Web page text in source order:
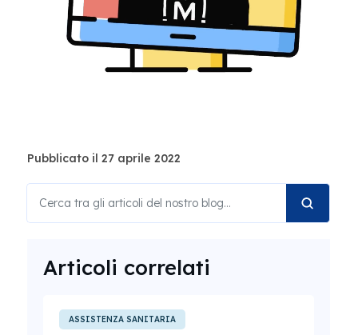
Pubblicato il 27 aprile 2022
Articoli correlati
ASSISTENZA SANITARIA